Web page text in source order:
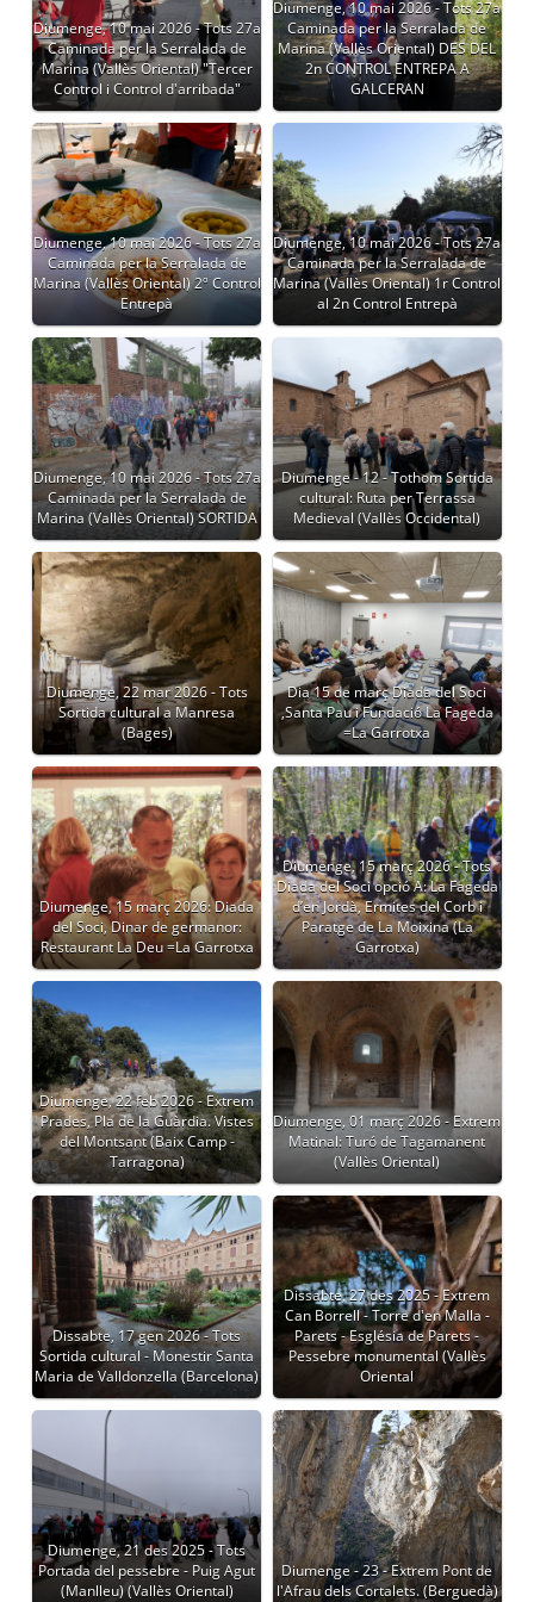
Diumenge, 10 mai 2026 - Tots 27a
Caminada per la Serralada de
Marina (Vallès Oriental) "Tercer
Control i Control d'arribada"
Diumenge, 10 mai 2026 - Tots 27a
Caminada per la Serralada de
Marina (Vallès Oriental) DES DEL
2n CONTROL ENTREPA A
GALCERAN
Diumenge, 10 mai 2026 - Tots 27a
Caminada per la Serralada de
Marina (Vallès Oriental) 2º Control
Entrepà
Diumenge, 10 mai 2026 - Tots 27a
Caminada per la Serralada de
Marina (Vallès Oriental) 1r Control
al 2n Control Entrepà
Diumenge, 10 mai 2026 - Tots 27a
Caminada per la Serralada de
Marina (Vallès Oriental) SORTIDA
Diumenge - 12 - Tothom Sortida
cultural: Ruta per Terrassa
Medieval (Vallès Occidental)
Diumenge, 22 mar 2026 - Tots
Sortida cultural a Manresa
(Bages)
Dia 15 de març Diada del Soci
,Santa Pau i Fundació La Fageda
=La Garrotxa
Diumenge, 15 març 2026: Diada
del Soci, Dinar de germanor:
Restaurant La Deu =La Garrotxa
Diumenge, 15 març 2026 - Tots
Diada del Soci opció A: La Fageda
d’en Jordà, Ermites del Corb i
Paratge de La Moixina (La
Garrotxa)
Diumenge, 22 feb 2026 - Extrem
Prades, Pla de la Guàrdia. Vistes
del Montsant (Baix Camp -
Tarragona)
Diumenge, 01 març 2026 - Extrem
Matinal: Turó de Tagamanent
(Vallès Oriental)
Dissabte, 17 gen 2026 - Tots
Sortida cultural - Monestir Santa
Maria de Valldonzella (Barcelona)
Dissabte, 27 des 2025 - Extrem
Can Borrell - Torre d'en Malla -
Parets - Església de Parets -
Pessebre monumental (Vallès
Oriental
Diumenge, 21 des 2025 - Tots
Portada del pessebre - Puig Agut
(Manlleu) (Vallès Oriental)
Diumenge - 23 - Extrem Pont de
l'Afrau dels Cortalets. (Berguedà)